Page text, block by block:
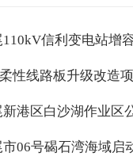
110kV信利变电站增
性线路板升级改造
新港区白沙湖作业区
市06号碣石湾海域启